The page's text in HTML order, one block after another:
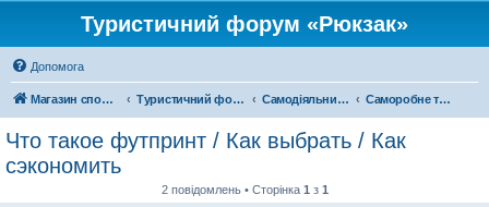
Туристичний форум «Рюкзак»
Допомога
Магазин спорядження Туристичний форум «Рюкзак» Самодіяльний туризм Саморобне туристичне спорядження
Что такое футпринт / Как выбрать / Как
сэкономить
2 повідомлень • Сторінка 1 з 1